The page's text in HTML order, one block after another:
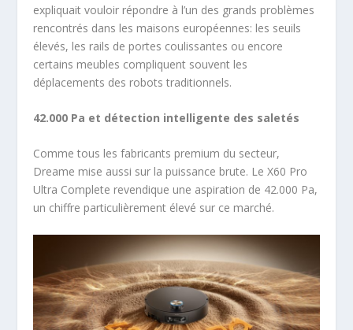
expliquait vouloir répondre à l’un des grands problèmes
rencontrés dans les maisons européennes: les seuils
élevés, les rails de portes coulissantes ou encore
certains meubles compliquent souvent les
déplacements des robots traditionnels.
42.000 Pa et détection intelligente des saletés
Comme tous les fabricants premium du secteur,
Dreame mise aussi sur la puissance brute. Le X60 Pro
Ultra Complete revendique une aspiration de 42.000 Pa,
un chiffre particulièrement élevé sur ce marché.